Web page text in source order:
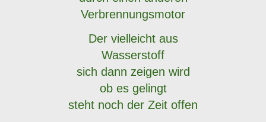
Verbrennungsmotor
Der vielleicht aus
Wasserstoff
sich dann zeigen wird
ob es gelingt
steht noch der Zeit offen